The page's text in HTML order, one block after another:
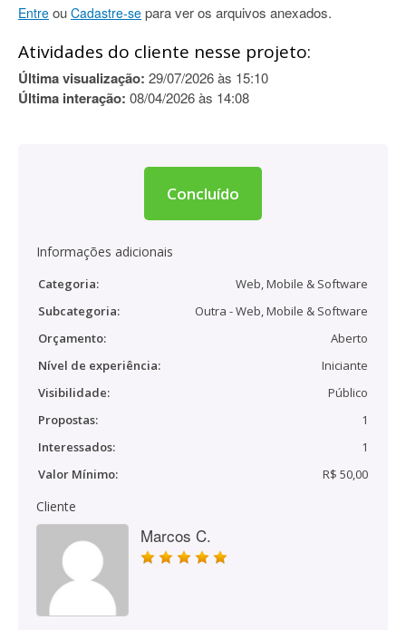
Entre ou Cadastre-se para ver os arquivos anexados.
Atividades do cliente nesse projeto:
Última visualização: 29/07/2026 às 15:10
Última interação: 08/04/2026 às 14:08
Concluído
Informações adicionais
Categoria:
Web, Mobile & Software
Subcategoria:
Outra - Web, Mobile & Software
Orçamento:
Aberto
Nível de experiência:
Iniciante
Visibilidade:
Público
Propostas:
1
Interessados:
1
Valor Mínimo:
R$ 50,00
Cliente
Marcos C.